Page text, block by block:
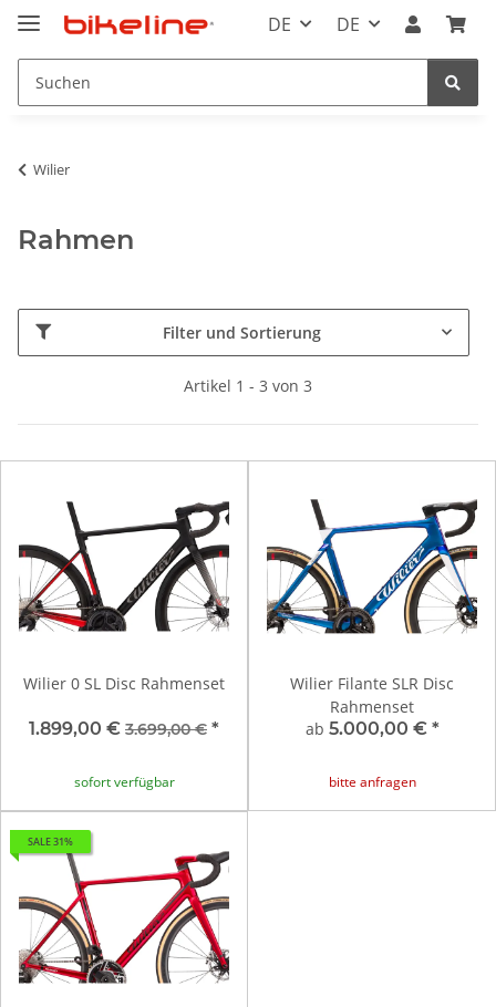
DE DE
Wilier
Rahmen
Filter und Sortierung
Artikel 1 - 3 von 3
Wilier 0 SL Disc Rahmenset
1.899,00 € 3.699,00 € *
sofort verfügbar
Wilier Filante SLR Disc
Rahmenset
ab 5.000,00 € *
bitte anfragen
SALE 31%